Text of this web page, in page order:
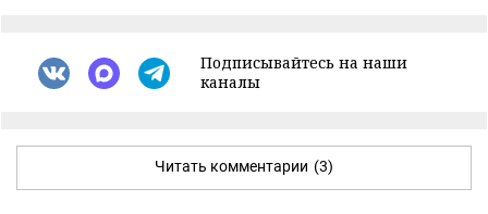
Подписывайтесь на наши
каналы
Читать комментарии (3)